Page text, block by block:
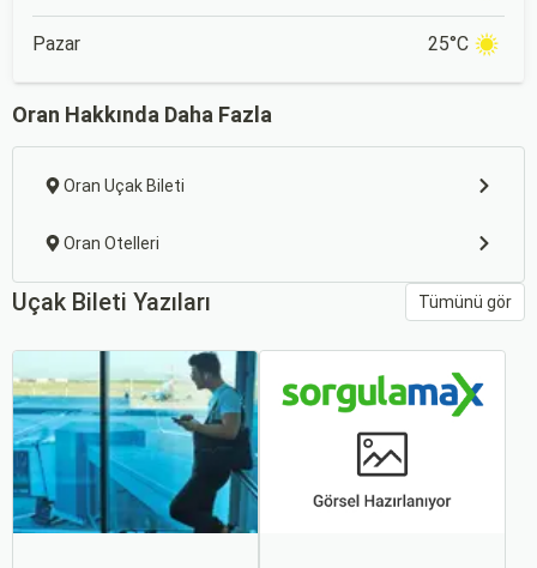
Pazar 25°C
Oran Hakkında Daha Fazla
Oran Uçak Bileti
Oran Otelleri
Uçak Bileti Yazıları Tümünü gör